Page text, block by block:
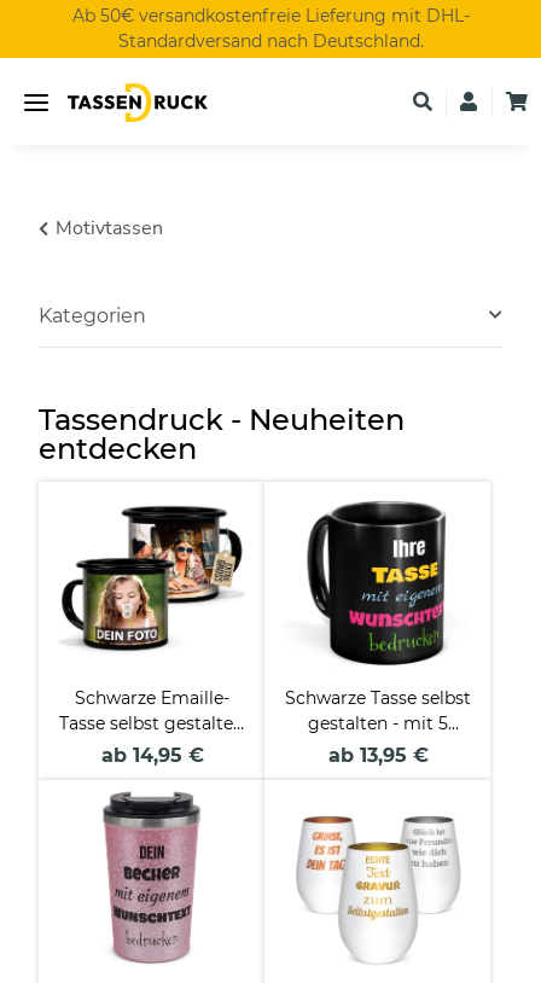
Ab 50€ versandkostenfreie Lieferung mit DHL-
Standardversand nach Deutschland.
Motivtassen
Tassendruck - Neuheiten
entdecken
Schwarze Emaille-
Tasse selbst gestalten
- verschiedene
ab 14,95 €
Schwarze Tasse selbst
gestalten - mit 5
Zeilen Wunschtext
ab 13,95 €
Kategorien